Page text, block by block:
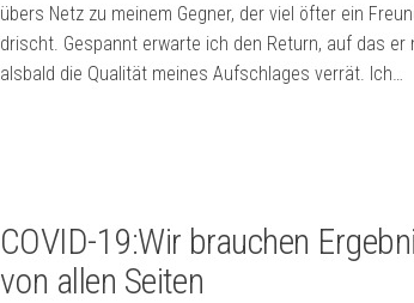
übers Netz zu meinem Gegner, der viel öfter ein
drischt. Gespannt erwarte ich den Return, auf das er
alsbald die Qualität meines Aufschlages verrät. Ich…
COVID-19:Wir brauchen
von allen Seiten